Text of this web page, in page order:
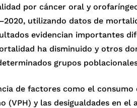
por cáncer oral y
utilizando datos de
evidencian importantes
ha disminuido y otros
grupos
de factores como el
y las desigualdades en el